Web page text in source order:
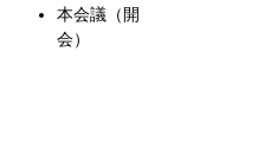
本会議（開